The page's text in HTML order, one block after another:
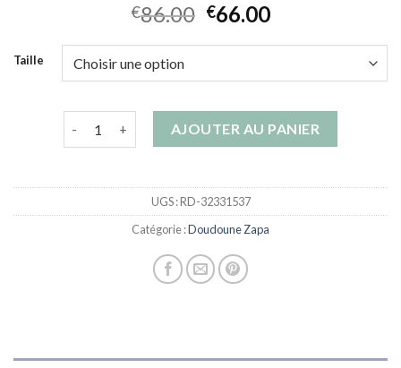
€86.00 €66.00
Taille
quantité de doudoune zapaAJOUTER AU PANIER
UGS :RD-32331537
Catégorie :Doudoune Zapa